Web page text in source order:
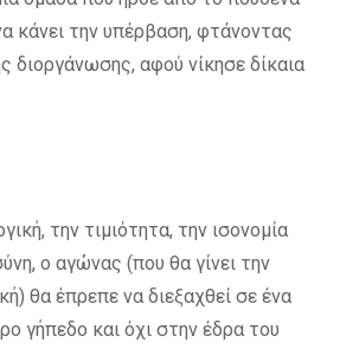
κάνει την υπέρβαση, φτάνοντας
διοργάνωσης, αφού νίκησε δίκαια
την τιμιότητα, την ισονομία
ο αγώνας (που θα γίνει την
θα έπρεπε να διεξαχθεί σε ένα
γήπεδο και όχι στην έδρα του